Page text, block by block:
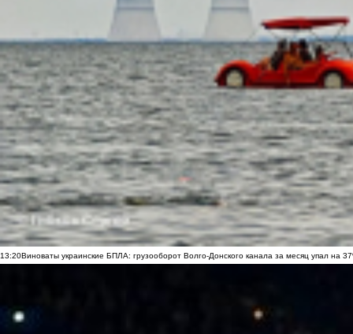
13:20Виноваты украинские БПЛА: грузооборот Волго-Донского канала за месяц упал на